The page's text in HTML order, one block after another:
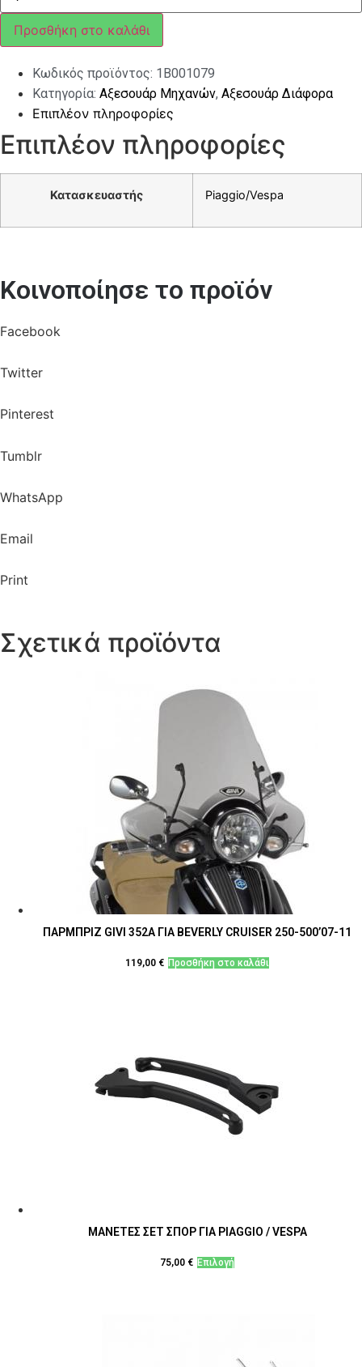
PRIMAVERA/SPRINT
ΜΑΥΡΟ
ΜΑΤ
ποσότητα
Προσθήκη στο καλάθι
Κωδικός προϊόντος: 1Β001079
Κατηγορία: Αξεσουάρ Μηχανών, Αξεσουάρ Διάφορα
Επιπλέον πληροφορίες
Επιπλέον πληροφορίες
Κατασκευαστής Piaggio/Vespa
Κοινοποίησε το προϊόν
Facebook
Twitter
Pinterest
Tumblr
WhatsApp
Email
Print
Σχετικά προϊόντα
ΠΑΡΜΠΡΙΖ GIVI 352Α ΓΙΑ BEVERLY CRUISER 250-500’07-11
119,00 € Προσθήκη στο καλάθι
ΜΑΝΕΤΕΣ ΣΕΤ ΣΠΟΡ ΓΙΑ PIAGGIO / VESPA
75,00 € ΕπιλογήΑυτό
παραλλαγές.